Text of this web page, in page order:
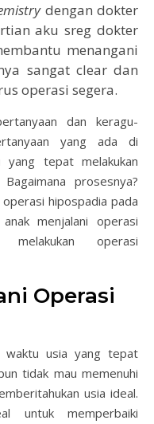
dengan dokter
aku sreg dokter
menangani
sangat clear dan
operasi segera.
dan keragu-
yang ada di
tepat melakukan
prosesnya?
hipospadia pada
menjalani operasi
melakukan operasi
Operasi
waktu usia yang tepat
tidak mau memenuhi
usia ideal.
untuk memperbaiki